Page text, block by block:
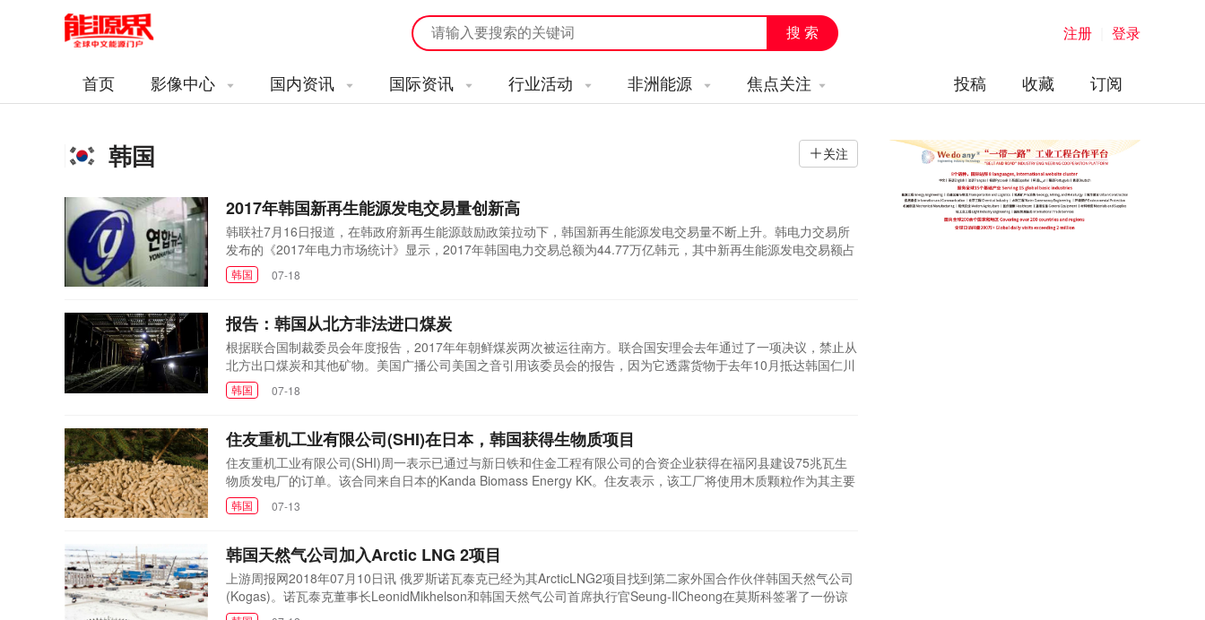
注册 登录
首页 影像中心 国内资讯 国际资讯 行业活动 非洲能源 焦点关注 订阅
收藏
投稿
韩国 关注
2017年韩国新再生能源发电交易量创新高
韩联社7月16日报道，在韩政府新再生能源鼓励政策拉动下，韩国新再生能源发电交易量不断上升。韩电力交易所
发布的《2017年电力市场统计》显示，2017年韩国电力交易总额为44.77万亿韩元，其中新再生能源发电交易额占
比4.6%，达2.05万亿韩元，同比增长20.1%，创历史新高。新再生能源发电量排序依次为钢厂副产品煤气发电(占
比47.0%，下同)、水利发电(12.7%)、太阳能发电(10.1%)、风力发电(9.6%)、生物发电(9.2%)等。但报道也指出，
韩国 07-18
报告：韩国从北方非法进口煤炭
根据联合国制裁委员会年度报告，2017年年朝鲜煤炭两次被运往南方。联合国安理会去年通过了一项决议，禁止从
北方出口煤炭和其他矿物。美国广播公司美国之音引用该委员会的报告，因为它透露货物于去年10月抵达韩国仁川
港和浦项港。煤炭显然是在7月至9月间运往俄罗斯，最初是分别在塞拉利昂和巴拿马登记的一艘船上运往南方。该
报告声称仅浦项交付价值约为325000美元。首尔和华盛顿仍然正式致力于制裁旨在遏制平壤发展核武器的制裁，
韩国 07-18
住友重机工业有限公司(SHI)在日本，韩国获得生物质项目
住友重机工业有限公司(SHI)周一表示已通过与新日铁和住金工程有限公司的合资企业获得在福冈县建设75兆瓦生
物质发电厂的订单。该合同来自日本的Kanda Biomass Energy KK。住友表示，该工厂将使用木质颗粒作为其主要
燃料来源和再加热系统，其中涡轮机内部膨胀的蒸汽被重新送入锅炉。该工厂将在神田市建成，计划于2021年6月
开始运营。它将采用SHI的循环流化床(CFB)锅炉技术，能够燃烧各种燃料。周二，Sumitomo SHI FW(SFW)宣布
韩国 07-13
韩国天然气公司加入Arctic LNG 2项目
上游周报网2018年07月10日讯 俄罗斯诺瓦泰克已经为其ArcticLNG2项目找到第二家外国合作伙伴韩国天然气公司
(Kogas)。诺瓦泰克董事长LeonidMikhelson和韩国天然气公司首席执行官Seung-IlCheong在莫斯科签署了一份谅
解备忘录。ArcticLNG2项目得到了国家的大力支持，俄罗斯总统普京和韩国总统文在寅见证了谅解备忘录的签字仪